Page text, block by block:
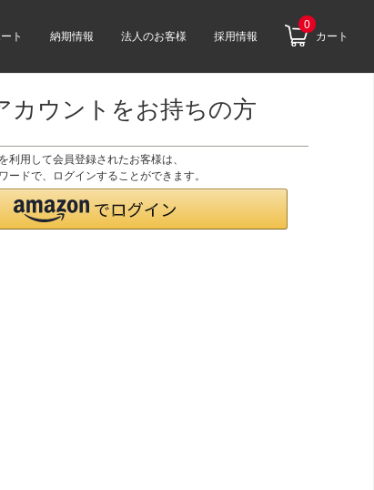
ト 納期情報 法人のお客様 採用情報
0
カート
カウントをお持ちの方
利用して会員登録されたお客様は、
ードで、ログインすることができます。